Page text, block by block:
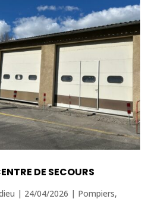
DE SECOURS
| 24/04/2026 | Pompiers,